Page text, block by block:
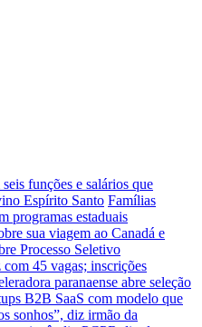
funções e salários que
Espírito Santo Famílias
programas estaduais
sua viagem ao Canadá e
Processo Seletivo
45 vagas; inscrições
paranaense abre seleção
B2B SaaS com modelo que
sonhos”, diz irmão da